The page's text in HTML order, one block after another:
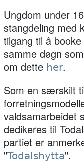
Ungdom under
stangdeling med
tilgang til å
samme døgn
om dette her.
Som en særskilt
valdsamarbeidet
dedikeres til
partiet er
"Todalshytta".